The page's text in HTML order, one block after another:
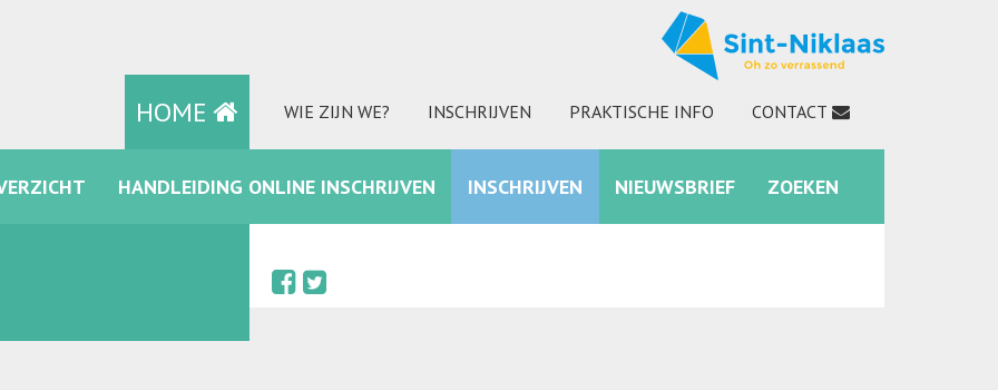
HOME WIE ZIJN WE? INSCHRIJVEN PRAKTISCHE INFO CONTACT
FACEBOOK INSTAGRAM ZOEKEN
HANDLEIDING ONLINE INSCHRIJVEN INSCHRIJVEN NIEUWSBRIEF ZOEKEN